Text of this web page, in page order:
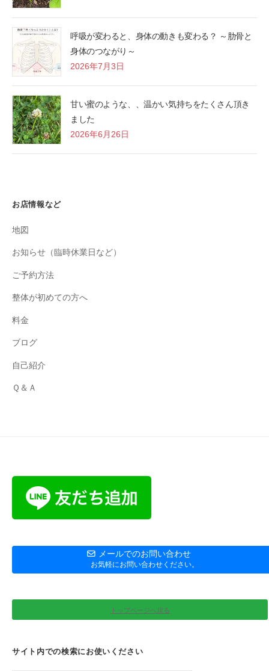
呼吸が変わると、身体の動きも変わる？ ～肋骨と
身体のつながり～
2026年7月3日
甘い蜜のような、、温かい気持ちをたくさん頂き
ました
2026年6月26日
お店情報など
地図
お知らせ（臨時休業日など）
ご予約方法
整体が初めての方へ
料金
ブログ
自己紹介
Ｑ＆Ａ
メールでのお問い合わせ
お気軽にお問い合わせください。
トップページへ戻る
サイト内での検索にお使いください